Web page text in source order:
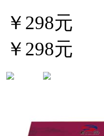
￥298元
￥298元